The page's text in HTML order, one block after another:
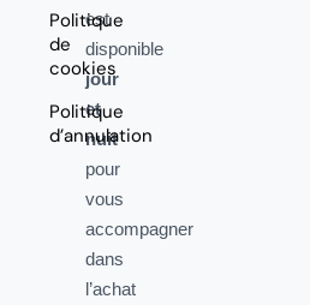
Politique
de
cookies
Politique
d’annulation
est
disponible
jour
et
nuit
pour
vous
accompagner
dans
l’achat